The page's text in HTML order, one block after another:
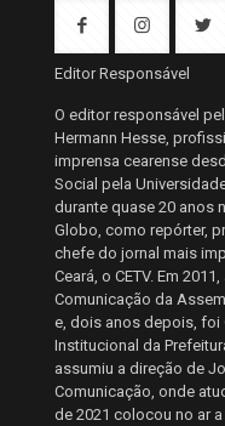
Editor Responsável
O editor responsável
Hermann Hesse,
imprensa cearense
Social pela
durante quase 20 anos
Globo, como repórter,
chefe do jornal mais
Ceará, o CETV. Em
Comunicação da
e, dois anos depois, foi
Institucional da
assumiu a direção de
Comunicação, onde
de 2021 colocou no ar